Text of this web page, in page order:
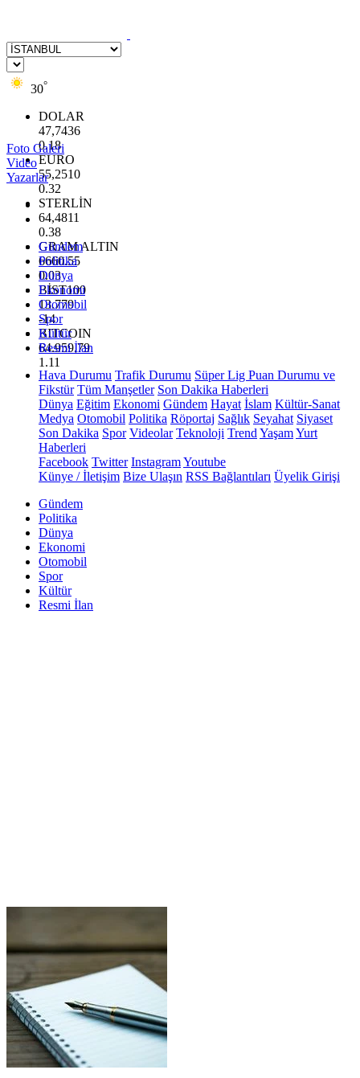
30°
DOLAR
47,7436
0.18
EURO
55,2510
0.32
STERLİN
64,4811
0.38
GRAM ALTIN
6660.55
0.03
BİST100
13.779
-14
BITCOIN
64.959,79
1.11
Foto Galeri
Video
Yazarlar
Gündem
Politika
Dünya
Ekonomi
Otomobil
Spor
Kültür
Resmi İlan
Hava Durumu Trafik Durumu Süper Lig Puan Durumu ve
Fikstür Tüm Manşetler Son Dakika Haberleri
Dünya Eğitim Ekonomi Gündem Hayat İslam Kültür-Sanat
Medya Otomobil Politika Röportaj Sağlık Seyahat Siyaset
Son Dakika Spor Videolar Teknoloji Trend YaşamYurt
Haberleri
Facebook Twitter InstagramYoutube
Künye / İletişim Bize Ulaşın RSS Bağlantıları Üyelik Girişi
Gündem
Politika
Dünya
Ekonomi
Otomobil
Spor
Kültür
Resmi İlan